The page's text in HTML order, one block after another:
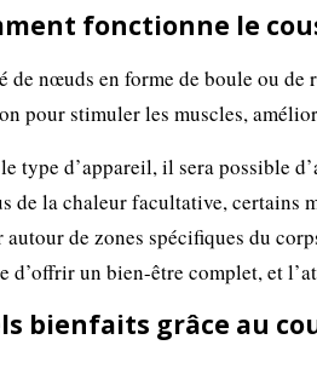
fonctionne le
de nœuds en forme de boule ou de
pour stimuler les muscles,
type d’appareil, il sera possible
de la chaleur facultative, certains
de zones spécifiques du
d’offrir un bien-être complet, et
bienfaits grâce au